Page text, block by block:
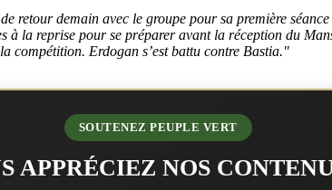
retour demain avec le groupe pour sa première
la reprise pour se préparer avant la réception du
compétition. Erdogan s’est battu contre Bastia."
SOUTENEZ PEUPLE VERT
APPRÉCIEZ NOS